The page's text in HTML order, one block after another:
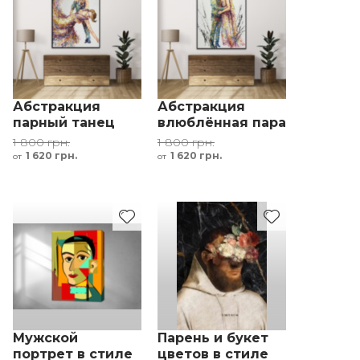
Абстракция
парный танец
живопись в
стиле импасто
1 800 грн.
от 1 620 грн.
Абстракция
влюблённая пара
живопись в
стиле импасто
1 800 грн.
от 1 620 грн.
Мужской
портрет в стиле
Парень и букет
цветов в стиле